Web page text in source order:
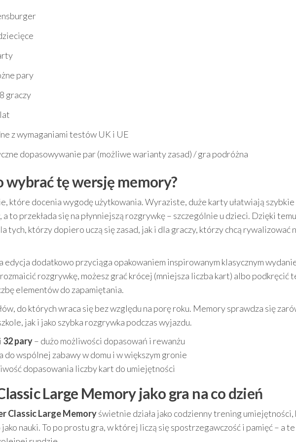
pary
graczy
z wymaganiami testów UK i UE
dopasowywanie par (możliwe warianty zasad) / gra podróżna
wybrać tę wersję memory?
które docenia wygodę użytkowania. Wyraziste, duże karty ułatwiają szybkie
to przekłada się na płynniejszą rozgrywkę – szczególnie u dzieci. Dzięki
tych, którzy dopiero uczą się zasad, jak i dla graczy, którzy chcą rywalizować
dodatkowo przyciąga opakowaniem inspirowanym klasycznym
rozgrywkę, możesz grać krócej (mniejsza liczba kart) albo podkręcić
elementów do zapamiętania.
do których wraca się bez względu na porę roku. Memory sprawdza się
jak i jako szybka rozgrywka podczas wyjazdu.
i 32 pary– dużo możliwości dopasowań i rewanżu
do wspólnej zabawy w domu i w większym gronie
dopasowania liczby kart do umiejętności
Large Memory jako gra na co dzień
Classic Large Memoryświetnie działa jako codzienny trening umiejętności,
nauki. To po prostu gra, w której liczą się spostrzegawczość i pamięć – a te